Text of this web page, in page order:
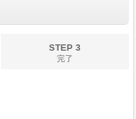
STEP 3
完了